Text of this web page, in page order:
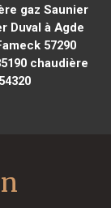
gaz Saunier
Duval à Agde
57290
chaudière